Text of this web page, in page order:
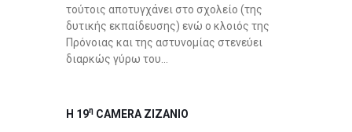
τούτοις αποτυγχάνει στο σχολείο (της
δυτικής εκπαίδευσης) ενώ ο κλοιός της
Πρόνοιας και της αστυνομίας στενεύει
διαρκώς γύρω του…
Η 19η CAMERA ZIZANIO